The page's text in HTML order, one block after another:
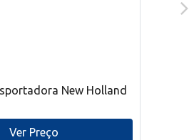
New Holland
Ver Preço